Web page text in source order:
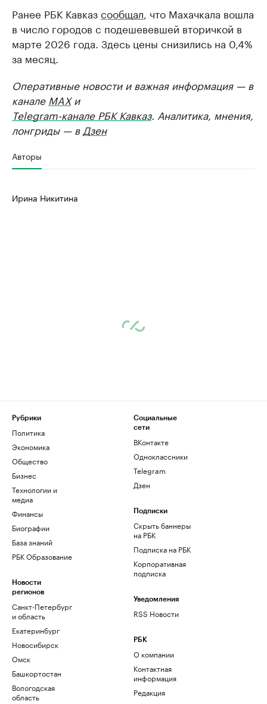
Ранее РБК Кавказсообщал , что Махачкала вошла
в число городов с подешевевшей вторичкой в
марте 2026 года. Здесь цены снизились на 0,4%
за месяц.
Оперативные новости и важная информация — в
канале MAXи
Telegram-канале РБК Кавказ. Аналитика, мнения,
лонгриды — в Дзен
Авторы
Ирина Никитина
Рубрики
Политика
Экономика
Общество
Бизнес
Технологии и
медиа
Финансы
Биографии
База знаний
РБК Образование
Новости
регионов
Санкт-Петербург
и область
Екатеринбург
Новосибирск
Омск
Башкортостан
Вологодская
область
Социальные
сети
ВКонтакте
Одноклассники
Telegram
Дзен
Подписки
Скрыть баннеры
на РБК
Подписка на РБК
Корпоративная
подписка
Уведомления
RSS Новости
РБК
О компании
Контактная
информация
Редакция